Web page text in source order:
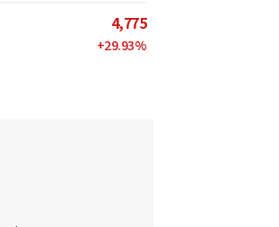
4,775
+29.93%